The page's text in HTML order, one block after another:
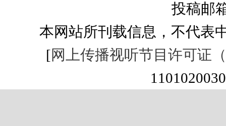
投稿邮
本网站所刊载信息，不代表
[网上传播视听节目许可证